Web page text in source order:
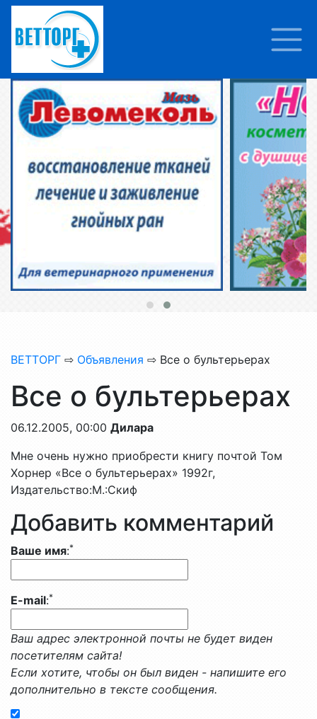
ВЕТТОРГ ⇨ Объявления ⇨ Все о бультерьерах
Все о бультерьерах
06.12.2005, 00:00 Дилара
Мне очень нужно приобрести книгу почтой Том
Хорнер «Все о бультерьерах» 1992г,
Издательство:М.:Скиф
Добавить комментарий
Ваше имя:*
E-mail:*
Ваш адрес электронной почты не будет виден
посетителям сайта!
Если хотите, чтобы он был виден - напишите его
дополнительно в тексте сообщения.